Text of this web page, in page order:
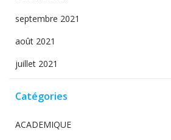
septembre 2021
août 2021
juillet 2021
Catégories
ACADEMIQUE